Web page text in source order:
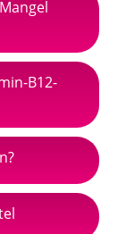
B12-